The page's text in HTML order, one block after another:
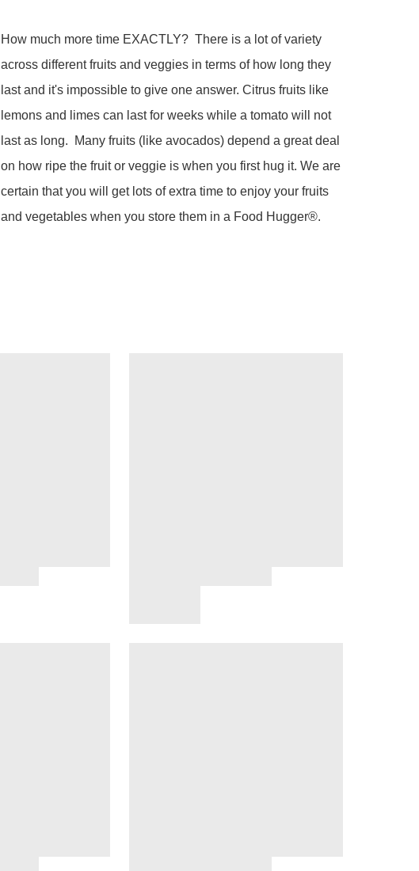
How much more time EXACTLY?  There is a lot of variety
across different fruits and veggies in terms of how long they
last and it's impossible to give one answer. Citrus fruits like
lemons and limes can last for weeks while a tomato will not
last as long.  Many fruits (like avocados) depend a great deal
on how ripe the fruit or veggie is when you first hug it. We are
certain that you will get lots of extra time to enjoy your fruits
and vegetables when you store them in a Food Hugger®.